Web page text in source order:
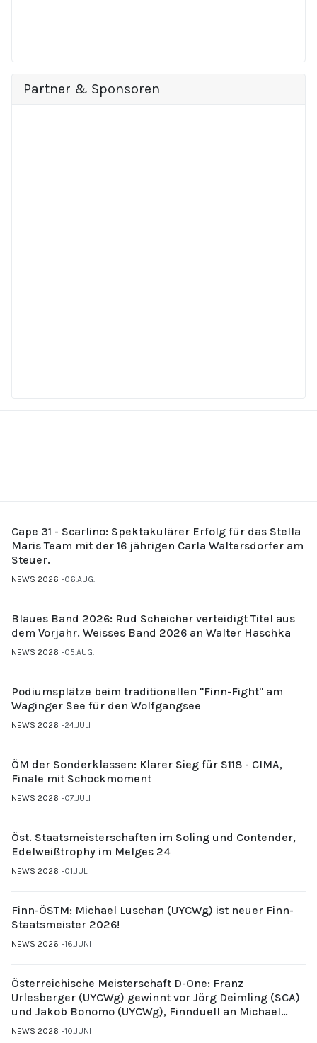
Partner & Sponsoren
Cape 31 - Scarlino: Spektakulärer Erfolg für das Stella
Maris Team mit der 16 jährigen Carla Waltersdorfer am
Steuer.
NEWS 2026 06.AUG.
Blaues Band 2026: Rud Scheicher verteidigt Titel aus
dem Vorjahr. Weisses Band 2026 an Walter Haschka
NEWS 2026 05.AUG.
Podiumsplätze beim traditionellen "Finn-Fight" am
Waginger See für den Wolfgangsee
NEWS 2026 24.JULI
ÖM der Sonderklassen: Klarer Sieg für S118 - CIMA,
Finale mit Schockmoment
NEWS 2026 07.JULI
Öst. Staatsmeisterschaften im Soling und Contender,
Edelweißtrophy im Melges 24
NEWS 2026 01.JULI
Finn-ÖSTM: Michael Luschan (UYCWg) ist neuer Finn-
Staatsmeister 2026!
NEWS 2026 16.JUNI
Österreichische Meisterschaft D-One: Franz
Urlesberger (UYCWg) gewinnt vor Jörg Deimling (SCA)
und Jakob Bonomo (UYCWg), Finnduell an Michael
Gubi (UYCMo)
NEWS 2026 10.JUNI